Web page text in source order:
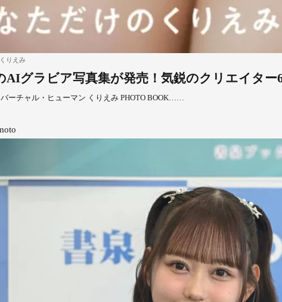
くりえみ
AIグラビア写真集が発売！気鋭のクリエイター
ーチャル・ヒューマン くりえみ PHOTO BOOK……